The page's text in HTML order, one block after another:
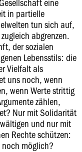
in partielle
tun sich auf,
abgrenzen.
der sozialen
Lebensstils: die
Vielfalt als
uns noch, wenn
wenn Werte strittig
zählen,
Nur mit Solidarität
und nur mit
Rechte schützen:
möglich?